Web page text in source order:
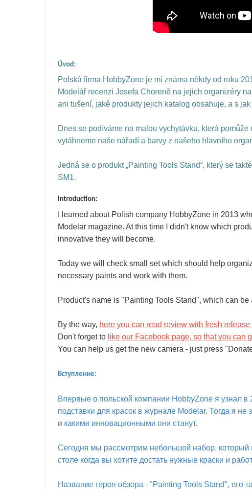
Úvod:
Polská firma HobbyZone je mi známa někdy od roku
Modelář recenzi Josefa Choreně na jejich organizéry
ani tušení, jaké produkty jejich katalog obsahuje, a s
Dnes se podíváme na malou vychytávku, která
vytáhneme naše nářadí a barvy z našeho hlavního
Jedná se o produkt „Painting Tools Stand“, který se
SM1.
Introduction:
I learned about Polish company HobbyZone in 2013
Modelar magazine. At this time I didn't know which
innovative they will become.
Today we will check small set which should help
necessary paints and work with them.
Product's name is "Painting Tools Stand", which can
By the way, here you can read review with fresh release
Don't forget to like our Facebook page, so that you can
You can help us get the new camera - just press
Вступление:
Впервые о польской компании HobbyZone я узнал в
подставки для красок в журнале Modelar. Тогда я не
и какими инновационными они станут.
Сегодня мы рассмотрим небольшой набор,
столе когда вы хотите достать нужные краски и
Название героя обзора - "Painting Tools Stand", его